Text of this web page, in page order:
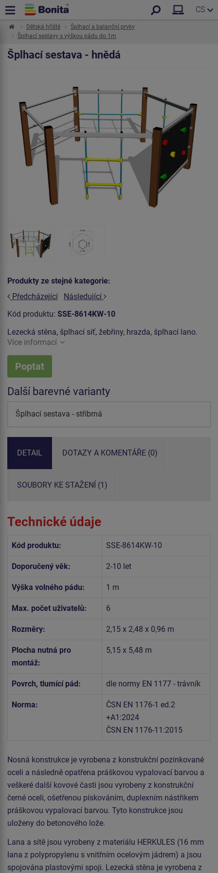
CS
Dětská hřiště
Šplhací a balanční prvky
Šplhací sestavy s výškou pádu do 1m
Šplhací sestava - hnědá
Produkty ze stejné kategorie:
Předcházející
Následující
Kód produktu: SSE-8614KW-10
Lezecká stěna, šplhací síť, žebřiny, hrazda, šplhací lano.
Více informací
Poptat
Další barevné varianty
Šplhací sestava - stříbrná
DETAIL DOTAZY A KOMENTÁŘE (0)
SOUBORY KE STAŽENÍ (1)
Technické údaje
Kód produktu: SSE-8614KW-10
Doporučený věk: 2-10 let
Výška volného pádu: 1 m
Max. počet uživatelů: 6
Rozměry: 2,15 x 2,48 x 0,96 m
Plocha nutná pro
montáž:
5,15 x 5,48 m
Povrch, tlumící pád: dle normy EN 1177 - trávník
Norma:
ČSN EN 1176-1 ed.2
+A1:2024
ČSN EN 1176-11:2015
Nosná konstrukce je vyrobena z konstrukční pozinkované
oceli a následně opatřena práškovou vypalovací barvou a
veškeré další kovové časti jsou vyrobeny z konstrukční
černé oceli, ošetřenou pískováním, duplexním nástřikem
práškovou vypalovací barvou. Tyto konstrukce jsou
uloženy do betonového lože.
Lana a sítě jsou vyrobeny z materiálu HERKULES (16 mm
lana z polypropylenu s vnitřním ocelovým jádrem) a jsou
spojována plastovými spoji. Lezecká stěna je vyrobena z